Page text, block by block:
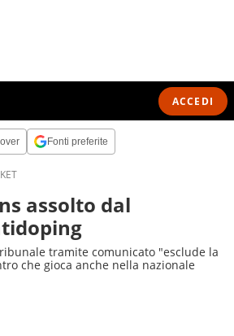
ACCEDI
Fonti preferite
assolto dal
tramite comunicato "esclude la
che gioca anche nella nazionale